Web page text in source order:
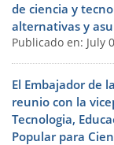
de ciencia y
alternativas y
Publicado en: July
El Embajador de
reunio con la
Tecnologia,
Popular para